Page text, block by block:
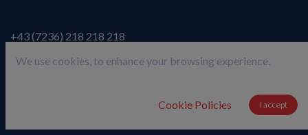
+43 (7236) 218 218 218
info@bikecitizens.net
We use cookies, to enhance your browsing experience.
Cookie Policies I accept